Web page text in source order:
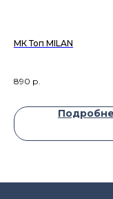
МК Топ MILAN
890 р.